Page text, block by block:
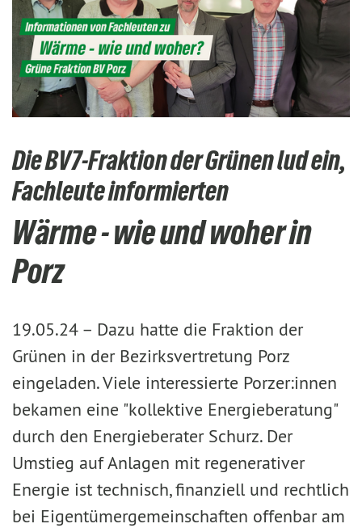
Die BV7-Fraktion der Grünen lud ein,
Fachleute informierten
Wärme - wie und woher in
Porz
19.05.24 – Dazu hatte die Fraktion der
Grünen in der Bezirksvertretung Porz
eingeladen. Viele interessierte Porzer:innen
bekamen eine "kollektive Energieberatung"
durch den Energieberater Schurz. Der
Umstieg auf Anlagen mit regenerativer
Energie ist technisch, finanziell und rechtlich
bei Eigentümergemeinschaften offenbar am